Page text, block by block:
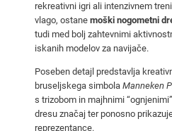
rekreativni igri ali intenzivnem
vlago, ostane moški nogometni
tudi med bolj zahtevnimi
iskanih modelov za navijače.
Poseben detajl predstavlja
bruseljskega simbola Manneken
s trizobom in majhnimi
dresu značaj ter ponosno
reprezentance.